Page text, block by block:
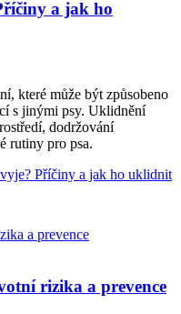
a jak ho
které může být způsobeno
s jinými psy. Uklidnění
dodržování
rutiny pro psa.
Příčiny a jak ho uklidnit
rizika a prevence